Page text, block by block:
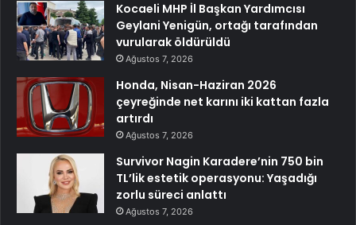
Kocaeli MHP İl Başkan Yardımcısı
Geylani Yenigün, ortağı tarafından
vurularak öldürüldü
Ağustos 7, 2026
Honda, Nisan-Haziran 2026
çeyreğinde net karını iki kattan fazla
artırdı
Ağustos 7, 2026
Survivor Nagin Karadere’nin 750 bin
TL’lik estetik operasyonu: Yaşadığı
zorlu süreci anlattı
Ağustos 7, 2026